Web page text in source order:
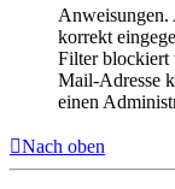
Anweisungen.
korrekt
Filter blockiert
Mail-Adresse
einen
Nach oben